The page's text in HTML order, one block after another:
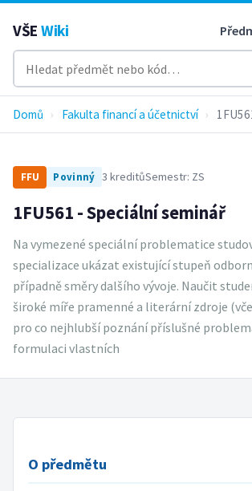
VŠE Wiki
Domů › Fakulta financí a účetnictví ›
FFU Povinný 3 kreditůSemestr: ZS
1FU561 - Speciální seminář
Na vymezené speciální problematice
specializace ukázat existující stupeň
případně směry dalšího vývoje. Naučit
široké míře pramenné a literární zdroje
pro co nejhlubší poznání příslušné
formulaci vlastních
O předmětu